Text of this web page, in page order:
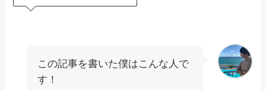
この記事を書いた僕はこんな人で
す！